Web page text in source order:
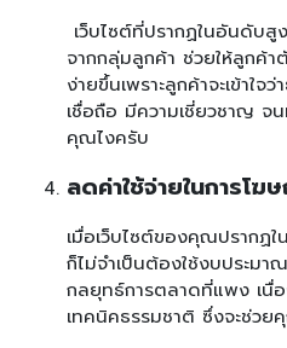
เว็บไซต์ที่ปรากฏในอันดับสู
จากกลุ่มลูกค้า ช่วยให้ลูกค้
ง่ายขึ้นเพราะลูกค้าจะเข้าใ
เชื่อถือ มีความเชี่ยวชาญ จ
คุณไงครับ
ลดค่าใช้จ่ายในการโฆ
เมื่อเว็บไซต์ของคุณปรากฏ
ก็ไม่จำเป็นต้องใช้งบประม
กลยุทธ์การตลาดที่แพง เนื่
เทคนิคธรรมชาติ ซึ่งจะช่วย